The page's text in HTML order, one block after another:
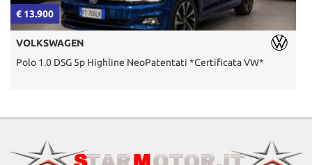
€ 13.900
VOLKSWAGEN
Polo 1.0 DSG 5p Highline NeoPatentati *Certificata VW*